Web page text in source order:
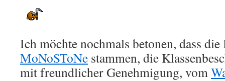
Ich möchte nochmals betonen, dass die
MoNoSToNe stammen, die
mit freundlicher Genehmigung, vom